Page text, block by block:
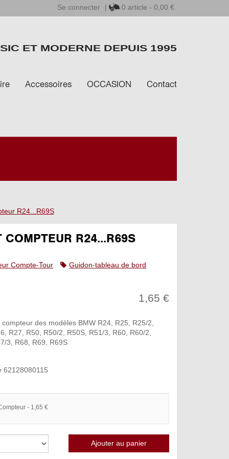
Se connecter | 0 article - 0,00 €
ET MODERNE DEPUIS 1995
Accessoires OCCASION Contact
R24...R69S
COMPTEUR R24...R69S
Compte-Tour
Guidon-tableau de bord
1,65 €
des modèles BMW R24, R25, R25/2,
R27, R50, R50/2, R50S, R51/3, R60, R60/2,
3, R68, R69, R69S
62128080115
- 1,65 €